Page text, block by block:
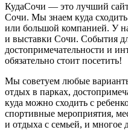
КудаСочи — это лучший
Сочи. Мы знаем куда
или большой компанией. У
и выставки Сочи. События
достопримечательности и
обязательно стоит посетить!
Мы советуем любые
отдых в парках,
куда можно сходить с
спортивные мероприятия,
и отдыха с семьей, и многое